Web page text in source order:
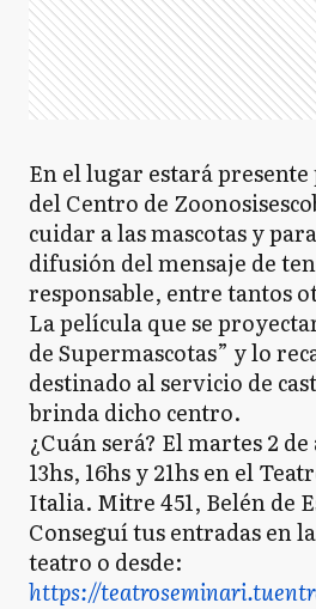
En el lugar estará
del Centro de
cuidar a las mascotas y
difusión del mensaje de
responsable, entre tantos
La película que se
de Supermascotas” y lo
destinado al servicio de
brinda dicho centro.
¿Cuán será? El martes 2 de
13hs, 16hs y 21hs en el
Italia. Mitre 451, Belén de
Conseguí tus entradas en
teatro o desde:
https://